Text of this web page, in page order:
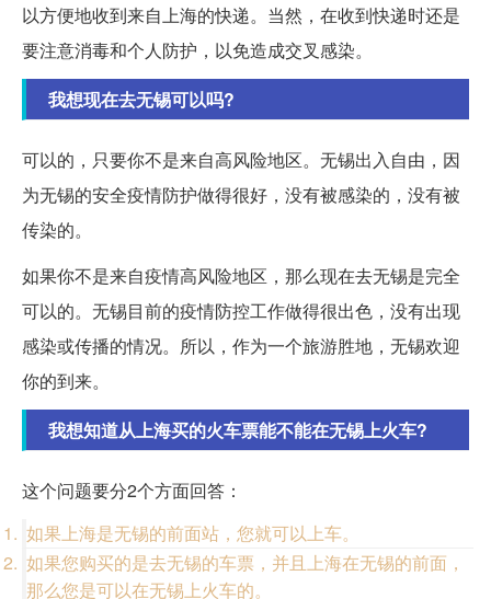
以方便地收到来自上海的快递。当然，在收到快递时还是
要注意消毒和个人防护，以免造成交叉感染。
我想现在去无锡可以吗?
可以的，只要你不是来自高风险地区。无锡出入自由，因
为无锡的安全疫情防护做得很好，没有被感染的，没有被
传染的。
如果你不是来自疫情高风险地区，那么现在去无锡是完全
可以的。无锡目前的疫情防控工作做得很出色，没有出现
感染或传播的情况。所以，作为一个旅游胜地，无锡欢迎
你的到来。
我想知道从上海买的火车票能不能在无锡上火车?
这个问题要分2个方面回答：
如果上海是无锡的前面站，您就可以上车。
如果您购买的是去无锡的车票，并且上海在无锡的前面，
那么您是可以在无锡上火车的。